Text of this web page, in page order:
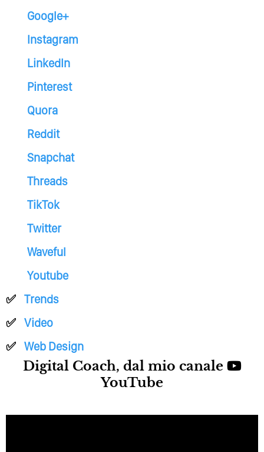
Google+
Instagram
LinkedIn
Pinterest
Quora
Reddit
Snapchat
Threads
TikTok
Twitter
Waveful
Youtube
Trends
Video
Web Design
Digital Coach, dal mio canale
YouTube